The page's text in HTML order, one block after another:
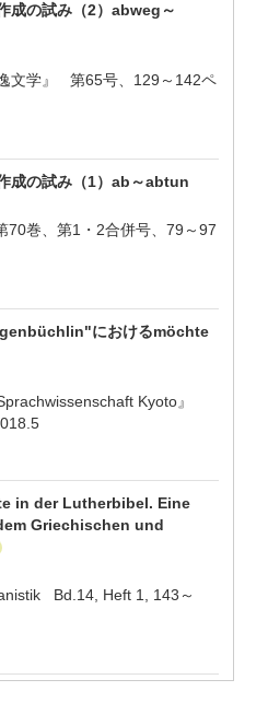
成の試み（2）abweg～
文学』 第65号、129～142ペ
成の試み（1）ab～abtun
巻、第1・2合併号、79～97
におけるmöchte
Kyoto』
in der Lutherbibel. Eine
Griechischen und
Bd.14, Heft 1, 143～